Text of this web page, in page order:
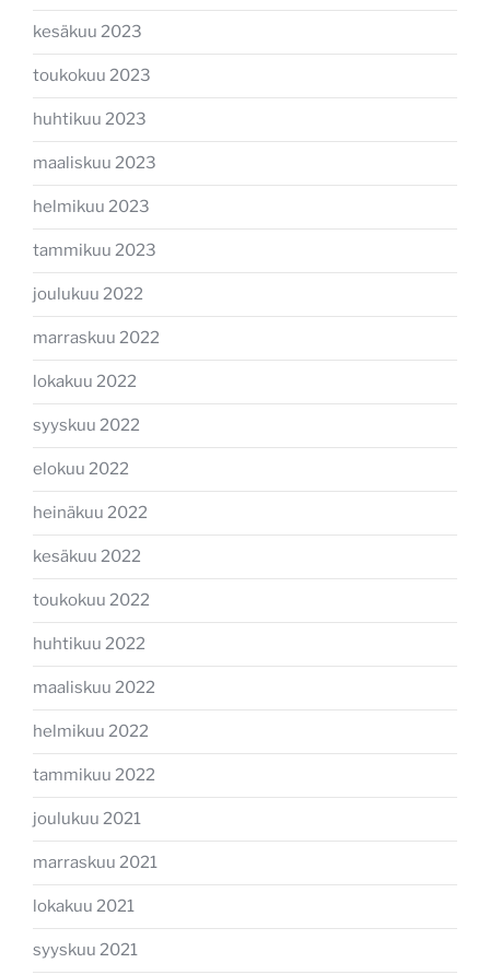
kesäkuu 2023
toukokuu 2023
huhtikuu 2023
maaliskuu 2023
helmikuu 2023
tammikuu 2023
joulukuu 2022
marraskuu 2022
lokakuu 2022
syyskuu 2022
elokuu 2022
heinäkuu 2022
kesäkuu 2022
toukokuu 2022
huhtikuu 2022
maaliskuu 2022
helmikuu 2022
tammikuu 2022
joulukuu 2021
marraskuu 2021
lokakuu 2021
syyskuu 2021